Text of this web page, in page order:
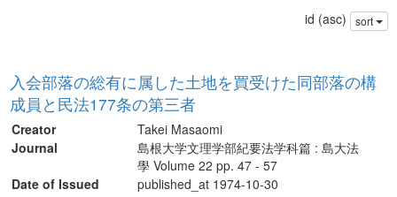
id (asc) sort
入会部落の総有に属した土地を買受けた同部落の構
成員と民法177条の第三者
Creator
Takei Masaomi
Journal
島根大学文理学部紀要法学科篇 : 島大法
學 Volume 22 pp. 47 - 57
Date of Issued
published_at 1974-10-30